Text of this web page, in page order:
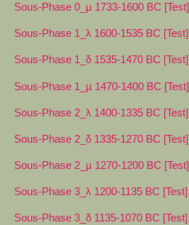
Sous-Phase 0_µ 1733-1600 BC [Test]
Sous-Phase 1_λ 1600-1535 BC [Test]
Sous-Phase 1_δ 1535-1470 BC [Test]
Sous-Phase 1_µ 1470-1400 BC [Test]
Sous-Phase 2_λ 1400-1335 BC [Test]
Sous-Phase 2_δ 1335-1270 BC [Test]
Sous-Phase 2_µ 1270-1200 BC [Test]
Sous-Phase 3_λ 1200-1135 BC [Test]
Sous-Phase 3_δ 1135-1070 BC [Test]